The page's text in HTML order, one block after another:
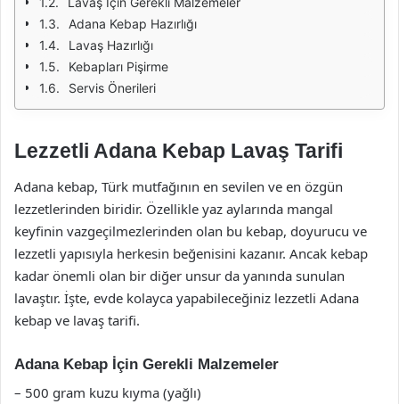
Adana Kebap Hazırlığı
Lavaş Hazırlığı
Kebapları Pişirme
Servis Önerileri
Lezzetli Adana Kebap Lavaş Tarifi
Adana kebap, Türk mutfağının en sevilen ve en özgün
lezzetlerinden biridir. Özellikle yaz aylarında mangal
keyfinin vazgeçilmezlerinden olan bu kebap, doyurucu ve
lezzetli yapısıyla herkesin beğenisini kazanır. Ancak kebap
kadar önemli olan bir diğer unsur da yanında sunulan
lavaştır. İşte, evde kolayca yapabileceğiniz lezzetli Adana
kebap ve lavaş tarifi.
Adana Kebap İçin Gerekli Malzemeler
– 500 gram kuzu kıyma (yağlı)